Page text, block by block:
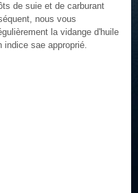
de suie et de carburant
nous vous
la vidange d'huile
indice sae approprié.